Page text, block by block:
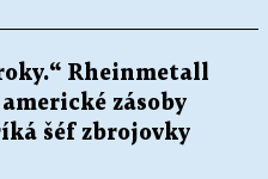
Rheinmetall
zásoby
šéf zbrojovky